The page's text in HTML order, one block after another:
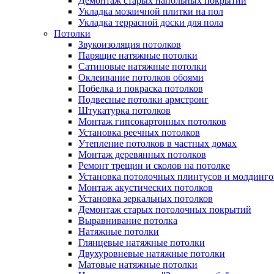
Укладка мозаичной плитки на пол
Укладка террасной доски для пола
Потолки
Звукоизоляция потолков
Парящие натяжные потолки
Сатиновые натяжные потолки
Оклеивание потолков обоями
Побелка и покраска потолков
Подвесные потолки армстронг
Штукатурка потолков
Монтаж гипсокартонных потолков
Установка реечных потолков
Утепление потолков в частных домах
Монтаж деревянных потолков
Ремонт трещин и сколов на потолке
Установка потолочных плинтусов и
Монтаж акустических потолков
Установка зеркальных потолков
Демонтаж старых потолочных покрытий
Выравнивание потолка
Натяжные потолки
Глянцевые натяжные потолки
Двухуровневые натяжные потолки
Матовые натяжные потолки